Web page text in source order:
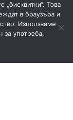
„бисквитки“. Това
в браузъра и
Използваме
за употреба.